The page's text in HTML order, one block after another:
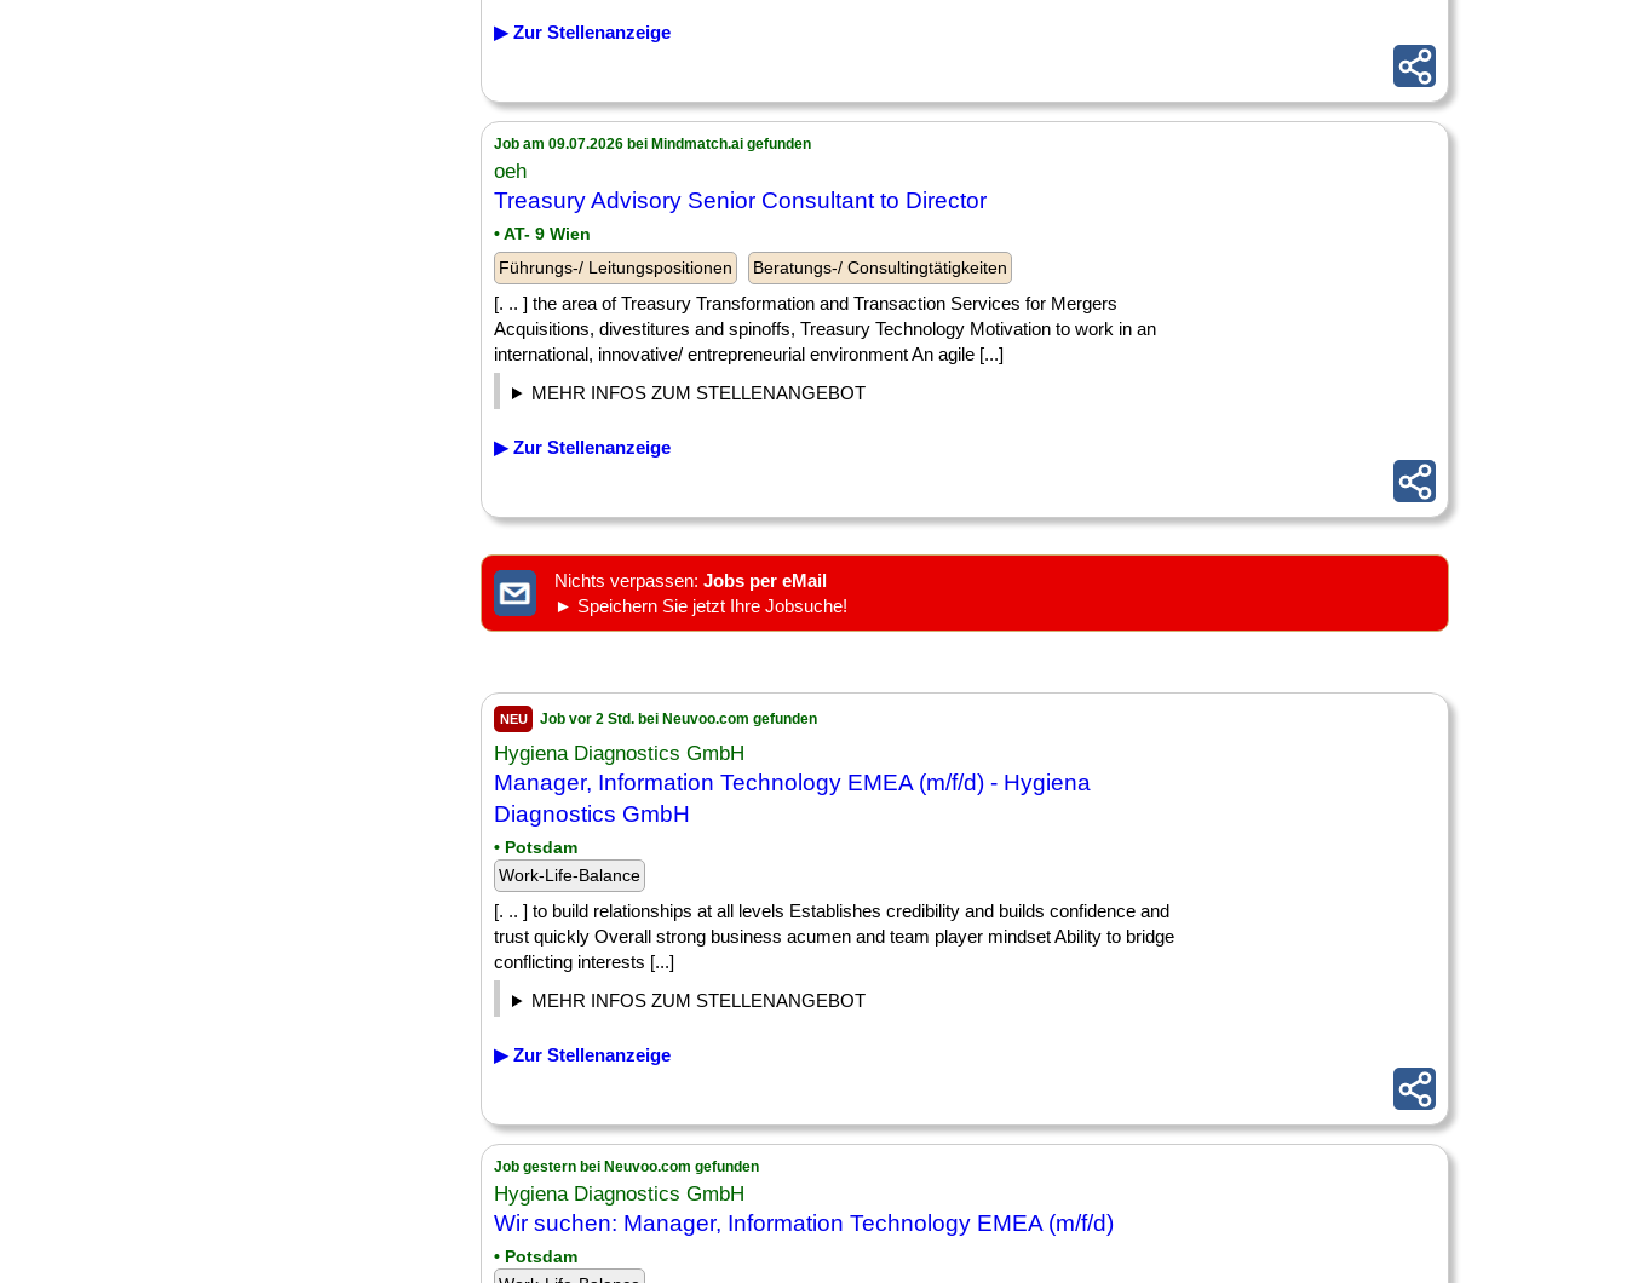
▶ Zur Stellenanzeige
Job am 09.07.2026 bei Mindmatch.ai gefunden
oeh
Treasury Advisory Senior Consultant to Director
• AT- 9 Wien
Führungs-/ Leitungspositionen
Beratungs-/ Consultingtätigkeiten
[. .. ] the area of Treasury Transformation and Transaction Services for Mergers
Acquisitions, divestitures and spinoffs, Treasury Technology Motivation to work in an
international, innovative/ entrepreneurial environment An agile [...]
MEHR INFOS ZUM STELLENANGEBOT
▶ Zur Stellenanzeige
Nichts verpassen: Jobs per eMail
► Speichern Sie jetzt Ihre Jobsuche!
NEU Job vor 2 Std. bei Neuvoo.com gefunden
Hygiena Diagnostics GmbH
Manager, Information Technology EMEA (m/f/d) - Hygiena
Diagnostics GmbH
• Potsdam
Work-Life-Balance
[. .. ] to build relationships at all levels Establishes credibility and builds confidence and
trust quickly Overall strong business acumen and team player mindset Ability to bridge
conflicting interests [...]
MEHR INFOS ZUM STELLENANGEBOT
▶ Zur Stellenanzeige
Job gestern bei Neuvoo.com gefunden
Hygiena Diagnostics GmbH
Wir suchen: Manager, Information Technology EMEA (m/f/d)
• Potsdam